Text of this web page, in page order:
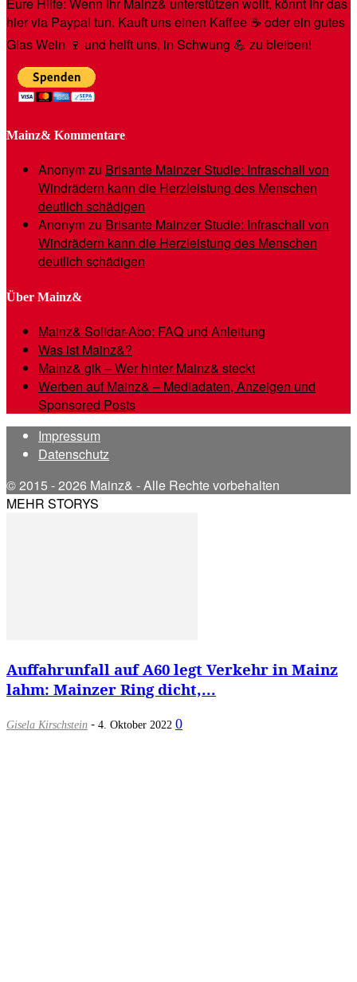
Eure Hilfe: Wenn Ihr Mainz& unterstützen wollt, könnt Ihr das
hier via Paypal tun. Kauft uns einen Kaffee ☕️ oder ein gutes
Glas Wein 🍷 und helft uns, in Schwung 💪 zu bleiben!
Mainz& Kommentare
Anonymzu Brisante Mainzer Studie: Infraschall von
Windrädern kann die Herzleistung des Menschen
deutlich schädigen
Anonymzu Brisante Mainzer Studie: Infraschall von
Windrädern kann die Herzleistung des Menschen
deutlich schädigen
Über Mainz&
Mainz& Solidar-Abo: FAQ und Anleitung
Was ist Mainz&?
Mainz& gik – Wer hinter Mainz& steckt
Werben auf Mainz& – Mediadaten, Anzeigen und
Sponsored Posts
Impressum
Datenschutz
© 2015 - 2026 Mainz& - Alle Rechte vorbehalten
MEHR STORYS
Auffahrunfall auf A60 legt Verkehr in Mainz
lahm: Mainzer Ring dicht,...
Gisela Kirschstein - 4. Oktober 2022 0